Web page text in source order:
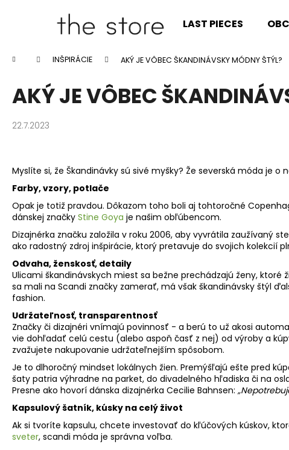
LAST PIECES
Domov INŠPIRÁCIE AKÝ JE VÔBEC ŠKANDINÁVSKY MÓDNY ŠTÝL?
AKÝ JE VÔBEC
22.7.2023
Myslíte si, že Škandinávky sú sivé myšky? Že severská móda je o
Farby, vzory, potlače
Opak je totiž pravdou. Dôkazom toho boli aj tohtoročné
dánskej značky Stine Goya je našim obľúbencom.
Dizajnérka značku založila v roku 2006, aby vyvrátila zaužívaný
ako radostný zdroj inšpirácie, ktorý pretavuje do svojich kolekcií
Odvaha, ženskosť, detaily
Ulicami škandinávskych miest sa bežne prechádzajú ženy, ktoré ž
sa mali na Scandi značky zamerať, má však škandinávsky štýl ďal
fashion.
Udržateľnosť, transparentnosť
Značky či dizajnéri vnímajú povinnosť - a berú to už akosi
vie dohľadať celú cestu (alebo aspoň časť z nej) od výroby a
zvažujete nakupovanie udržateľnejším spôsobom.
Je to dlhoročný mindset lokálnych žien. Premýšľajú ešte pred
šaty patria výhradne na parket, do divadelného hľadiska či na
Presne ako hovorí dánska dizajnérka Cecilie Bahnsen:
Kapsulový šatník, kúsky na celý život
Ak si tvoríte kapsulu, chcete investovať do kľúčových kúskov,
sveter, scandi móda je správna voľba.
obchodu
obchodu